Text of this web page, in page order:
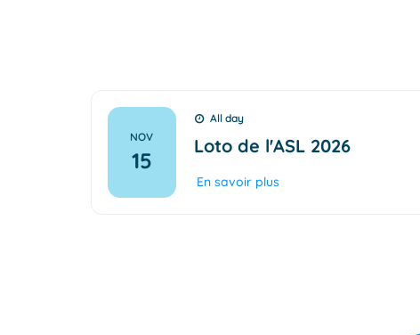
NOV
15
All day
Loto de l'ASL 2026
En savoir plus